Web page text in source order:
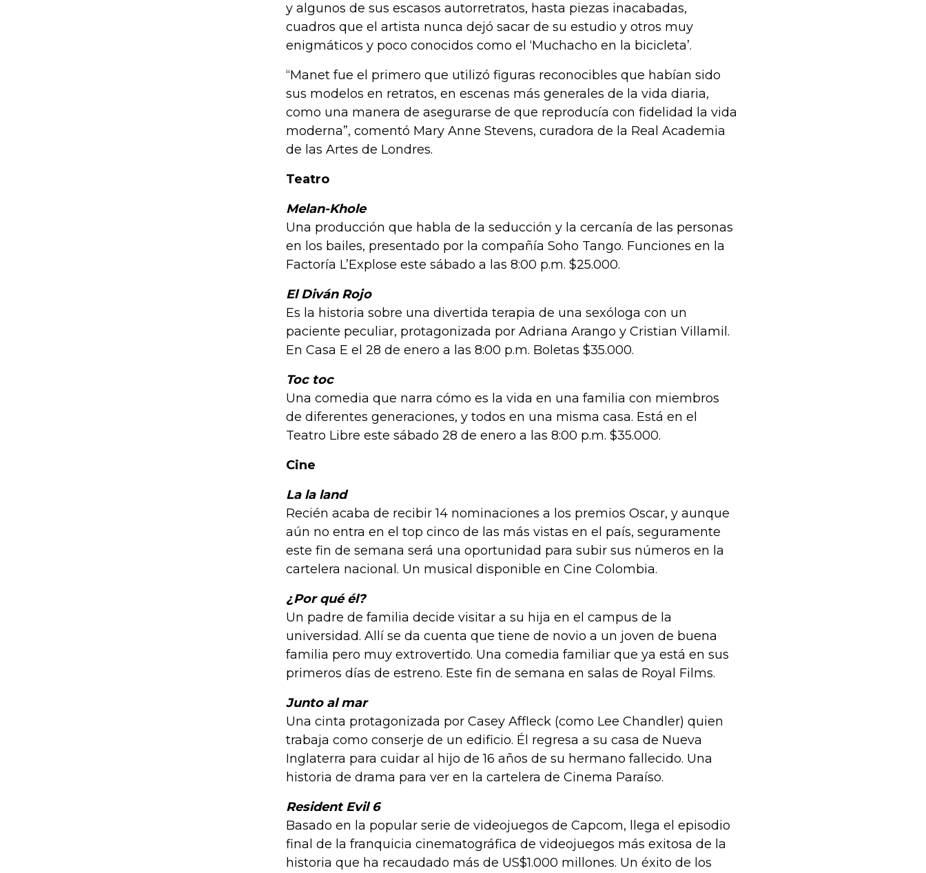
y algunos de sus escasos autorretratos, hasta piezas inacabadas,
cuadros que el artista nunca dejó sacar de su estudio y otros muy
enigmáticos y poco conocidos como el ‘Muchacho en la bicicleta’.
“Manet fue el primero que utilizó figuras reconocibles que habían sido
sus modelos en retratos, en escenas más generales de la vida diaria,
como una manera de asegurarse de que reproducía con fidelidad la vida
moderna”, comentó Mary Anne Stevens, curadora de la Real Academia
de las Artes de Londres.
Teatro
Melan-Khole
Una producción que habla de la seducción y la cercanía de las personas
en los bailes, presentado por la compañía Soho Tango. Funciones en la
Factoría L’Explose este sábado a las 8:00 p.m. $25.000.
El Diván Rojo
Es la historia sobre una divertida terapia de una sexóloga con un
paciente peculiar, protagonizada por Adriana Arango y Cristian Villamil.
En Casa E el 28 de enero a las 8:00 p.m. Boletas $35.000.
Toc toc
Una comedia que narra cómo es la vida en una familia con miembros
de diferentes generaciones, y todos en una misma casa. Está en el
Teatro Libre este sábado 28 de enero a las 8:00 p.m. $35.000.
Cine
La la land
Recién acaba de recibir 14 nominaciones a los premios Oscar, y aunque
aún no entra en el top cinco de las más vistas en el país, seguramente
este fin de semana será una oportunidad para subir sus números en la
cartelera nacional. Un musical disponible en Cine Colombia.
¿Por qué él?
Un padre de familia decide visitar a su hija en el campus de la
universidad. Allí se da cuenta que tiene de novio a un joven de buena
familia pero muy extrovertido. Una comedia familiar que ya está en sus
primeros días de estreno. Este fin de semana en salas de Royal Films.
Junto al mar
Una cinta protagonizada por Casey Affleck (como Lee Chandler) quien
trabaja como conserje de un edificio. Él regresa a su casa de Nueva
Inglaterra para cuidar al hijo de 16 años de su hermano fallecido. Una
historia de drama para ver en la cartelera de Cinema Paraíso.
Resident Evil 6
Basado en la popular serie de videojuegos de Capcom, llega el episodio
final de la franquicia cinematográfica de videojuegos más exitosa de la
historia que ha recaudado más de US$1.000 millones. Un éxito de los